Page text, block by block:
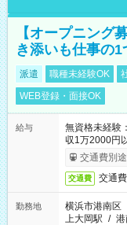
【オープニング
き添いも仕事の1
派遣 職種未経験OK
WEB登録・面接OK
給与
無資格未経
収1万2000円
交通費別
交通費 交通
勤務地
横浜市港南区
上大岡駅 / 港